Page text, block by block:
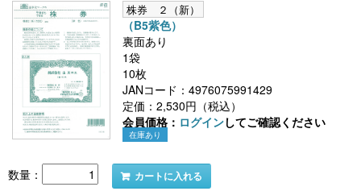
株券 ２（新）
（B5紫色）
裏面あり
1袋
10枚
JANコード：4976075991429
定価：2,530円（税込）
会員価格： ログインしてご確認ください
在庫あり
数量： カートに入れる